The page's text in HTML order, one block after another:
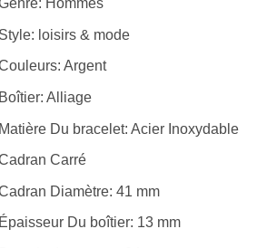
Hommes
loisirs & mode
Argent
Alliage
Du bracelet: Acier Inoxydable
Carré
Diamètre: 41 mm
Du boîtier: 13 mm